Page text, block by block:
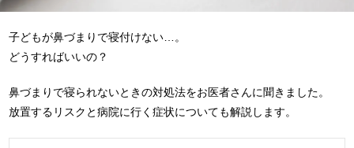
子どもが鼻づまりで寝付けない…。
どうすればいいの？
鼻づまりで寝られないときの対処法をお医者さんに聞きました。
放置するリスクと病院に行く症状についても解説します。